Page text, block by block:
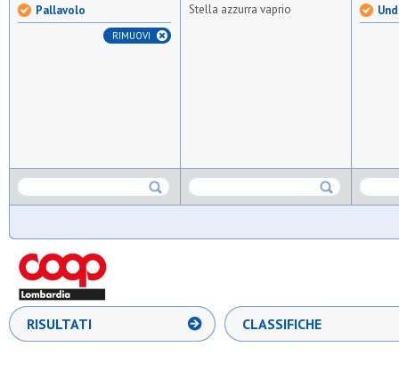
Pallavolo
RIMUOVI
Stella azzurra vaprio
RISULTATI CLASSIFICHE